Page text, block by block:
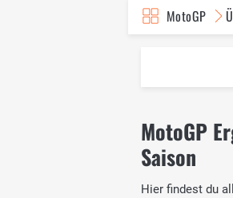
MotoGP
MotoGP
Saison
Hier findest du